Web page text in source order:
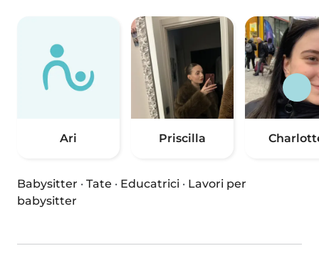
Ari Priscilla
Babysitter · Tate · Educatrici · Lavori per
babysitter